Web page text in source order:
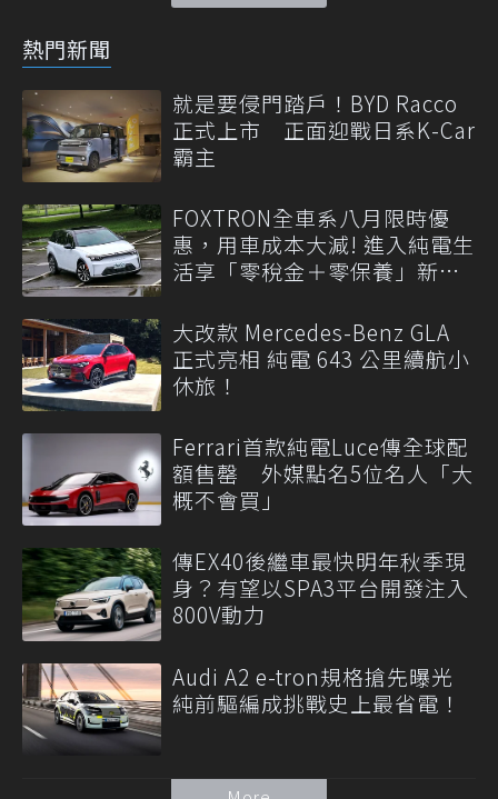
熱門新聞
就是要侵門踏戶！BYD Racco
正式上市 正面迎戰日系K-Car
霸主
FOXTRON全車系八月限時優
惠，用車成本大減! 進入純電生
活享「零稅金＋零保養」新時
大改款 Mercedes-Benz GLA
正式亮相 純電 643 公里續航小
休旅！
Ferrari首款純電Luce傳全球配
額售罄 外媒點名5位名人「大
概不會買」
傳EX40後繼車最快明年秋季現
身？有望以SPA3平台開發注入
800V動力
Audi A2 e-tron規格搶先曝光
純前驅編成挑戰史上最省電！